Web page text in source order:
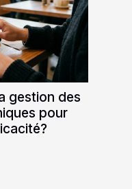
gestion des
pour